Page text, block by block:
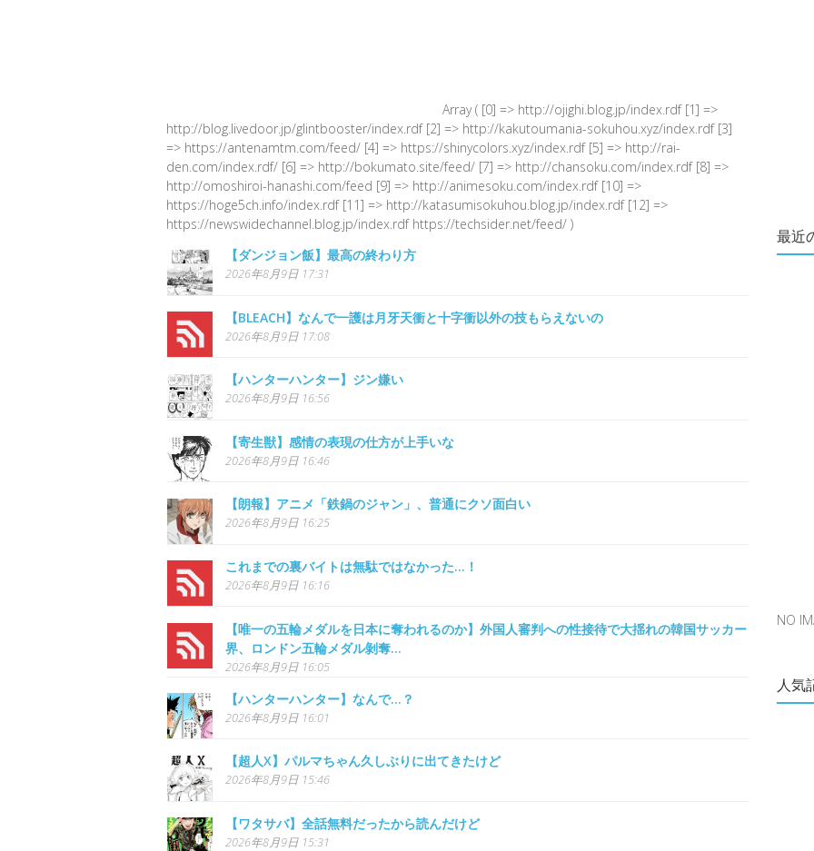
Array ( [0] => http://ojighi.blog.jp/index.rdf [1] =>
http://blog.livedoor.jp/glintbooster/index.rdf [2] => http://kakutoumania-sokuhou.xyz/index.rdf [3]
=> https://antenamtm.com/feed/ [4] => https://shinycolors.xyz/index.rdf [5] => http://rai-
den.com/index.rdf/ [6] => http://bokumato.site/feed/ [7] => http://chansoku.com/index.rdf [8] =>
http://omoshiroi-hanashi.com/feed [9] => http://animesoku.com/index.rdf [10] =>
https://hoge5ch.info/index.rdf [11] => http://katasumisokuhou.blog.jp/index.rdf [12] =>
https://newswidechannel.blog.jp/index.rdf https://techsider.net/feed/ )
【ダンジョン飯】最高の終わり方
2026年8月9日 17:31
【BLEACH】なんで一護は月牙天衝と十字衝以外の技もらえないの
2026年8月9日 17:08
【ハンターハンター】ジン嫌い
2026年8月9日 16:56
【寄生獣】感情の表現の仕方が上手いな
2026年8月9日 16:46
【朗報】アニメ「鉄鍋のジャン」、普通にクソ面白い
2026年8月9日 16:25
これまでの裏バイトは無駄ではなかった…！
2026年8月9日 16:16
【唯一の五輪メダルを日本に奪われるのか】外国人審判への性接待で大揺れの韓国サッカー
界、ロンドン五輪メダル剝奪…
2026年8月9日 16:05
【ハンターハンター】なんで…？
2026年8月9日 16:01
【超人X】パルマちゃん久しぶりに出てきたけど
2026年8月9日 15:46
【ワタサバ】全話無料だったから読んだけど
2026年8月9日 15:31
最近
NO
人気